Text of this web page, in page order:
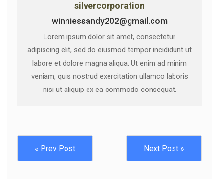
silvercorporation
winniessandy202@gmail.com
Lorem ipsum dolor sit amet, consectetur
adipiscing elit, sed do eiusmod tempor incididunt ut
labore et dolore magna aliqua. Ut enim ad minim
veniam, quis nostrud exercitation ullamco laboris
nisi ut aliquip ex ea commodo consequat.
« Prev Post Next Post »